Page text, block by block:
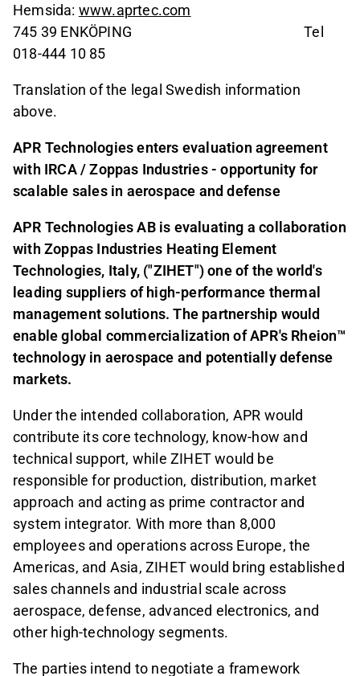
Hemsida: www.aprtec.com
745 39 ENKÖPING Tel
018-444 10 85
Translation of the legal Swedish information
above.
APR Technologies enters evaluation agreement
with IRCA / Zoppas Industries - opportunity for
scalable sales in aerospace and defense
APR Technologies AB is evaluating a collaboration
with Zoppas Industries Heating Element
Technologies, Italy, ("ZIHET") one of the world's
leading suppliers of high-performance thermal
management solutions. The partnership would
enable global commercialization of APR's Rheion™
technology in aerospace and potentially defense
markets.
Under the intended collaboration, APR would
contribute its core technology, know-how and
technical support, while ZIHET would be
responsible for production, distribution, market
approach and acting as prime contractor and
system integrator. With more than 8,000
employees and operations across Europe, the
Americas, and Asia, ZIHET would bring established
sales channels and industrial scale across
aerospace, defense, advanced electronics, and
other high-technology segments.
The parties intend to negotiate a framework